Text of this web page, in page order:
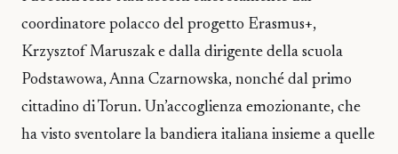
coordinatore polacco del progetto Erasmus+,
Krzysztof Maruszak e dalla dirigente della scuola
Podstawowa, Anna Czarnowska, nonché dal primo
cittadino di Torun. Un’accoglienza emozionante, che
ha visto sventolare la bandiera italiana insieme a quelle